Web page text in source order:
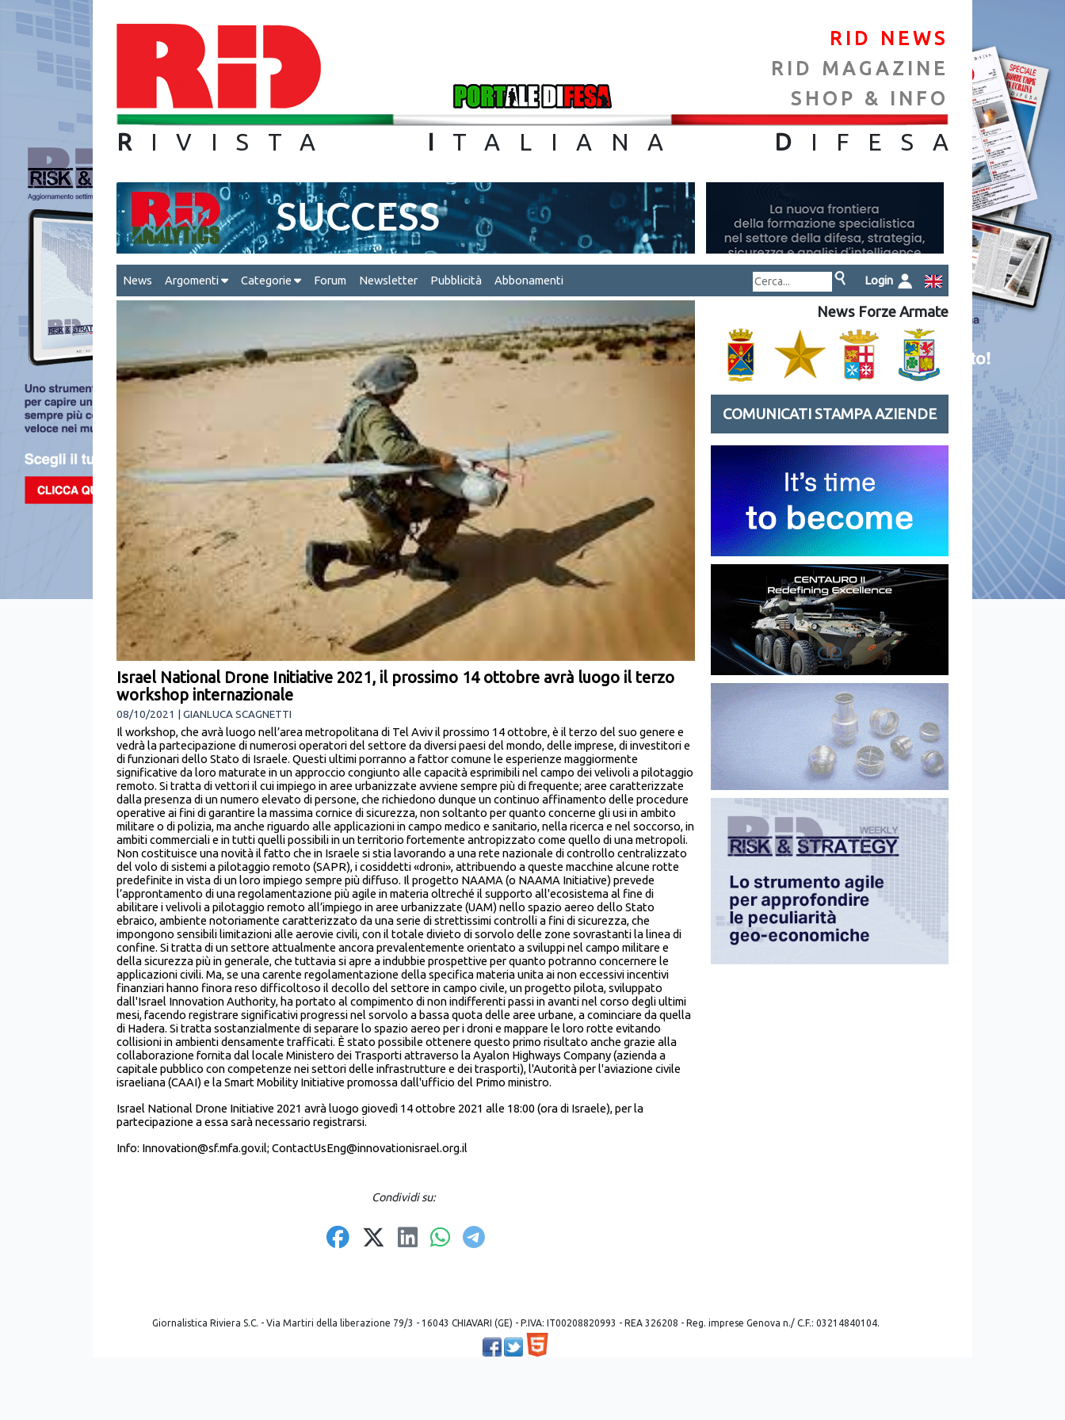
RID NEWS
RID MAGAZINE
SHOP & INFO
R IVISTA I TALIANA D IFES A
News Argomenti Categorie Forum Newsletter Pubblicità Abbonamenti Login
Israel National Drone Initiative 2021, il prossimo 14 ottobre avrà luogo il terzo
workshop internazionale
08/10/2021 | GIANLUCA SCAGNETTI
Il workshop, che avrà luogo nell’area metropolitana di Tel Aviv il prossimo 14 ottobre, è il terzo del suo genere e
vedrà la partecipazione di numerosi operatori del settore da diversi paesi del mondo, delle imprese, di investitori e
di funzionari dello Stato di Israele. Questi ultimi porranno a fattor comune le esperienze maggiormente
significative da loro maturate in un approccio congiunto alle capacità esprimibili nel campo dei velivoli a pilotaggio
remoto. Si tratta di vettori il cui impiego in aree urbanizzate avviene sempre più di frequente; aree caratterizzate
dalla presenza di un numero elevato di persone, che richiedono dunque un continuo affinamento delle procedure
operative ai fini di garantire la massima cornice di sicurezza, non soltanto per quanto concerne gli usi in ambito
militare o di polizia, ma anche riguardo alle applicazioni in campo medico e sanitario, nella ricerca e nel soccorso, in
ambiti commerciali e in tutti quelli possibili in un territorio fortemente antropizzato come quello di una metropoli.
Non costituisce una novità il fatto che in Israele si stia lavorando a una rete nazionale di controllo centralizzato
del volo di sistemi a pilotaggio remoto (SAPR), i cosiddetti «droni», attribuendo a queste macchine alcune rotte
predefinite in vista di un loro impiego sempre più diffuso. Il progetto NAAMA (o NAAMA Initiative) prevede
l’approntamento di una regolamentazione più agile in materia oltreché il supporto all'ecosistema al fine di
abilitare i velivoli a pilotaggio remoto all’impiego in aree urbanizzate (UAM) nello spazio aereo dello Stato
ebraico, ambiente notoriamente caratterizzato da una serie di strettissimi controlli a fini di sicurezza, che
impongono sensibili limitazioni alle aerovie civili, con il totale divieto di sorvolo delle zone sovrastanti la linea di
confine. Si tratta di un settore attualmente ancora prevalentemente orientato a sviluppi nel campo militare e
della sicurezza più in generale, che tuttavia si apre a indubbie prospettive per quanto potranno concernere le
applicazioni civili. Ma, se una carente regolamentazione della specifica materia unita ai non eccessivi incentivi
finanziari hanno finora reso difficoltoso il decollo del settore in campo civile, un progetto pilota, sviluppato
dall'Israel Innovation Authority, ha portato al compimento di non indifferenti passi in avanti nel corso degli ultimi
mesi, facendo registrare significativi progressi nel sorvolo a bassa quota delle aree urbane, a cominciare da quella
di Hadera. Si tratta sostanzialmente di separare lo spazio aereo per i droni e mappare le loro rotte evitando
collisioni in ambienti densamente trafficati. È stato possibile ottenere questo primo risultato anche grazie alla
collaborazione fornita dal locale Ministero dei Trasporti attraverso la Ayalon Highways Company (azienda a
capitale pubblico con competenze nei settori delle infrastrutture e dei trasporti), l'Autorità per l'aviazione civile
israeliana (CAAI) e la Smart Mobility Initiative promossa dall'ufficio del Primo ministro.
Israel National Drone Initiative 2021 avrà luogo giovedì 14 ottobre 2021 alle 18:00 (ora di Israele), per la
partecipazione a essa sarà necessario registrarsi.
Info: Innovation@sf.mfa.gov.il; ContactUsEng@innovationisrael.org.il
Condividi su:
News Forze Armate
COMUNICATI STAMPA AZIENDE
Giornalistica Riviera S.C. - Via Martiri della liberazione 79/3 - 16043 CHIAVARI (GE) - P.IVA: IT00208820993 - REA 326208 - Reg. imprese Genova n./ C.F.: 03214840104.